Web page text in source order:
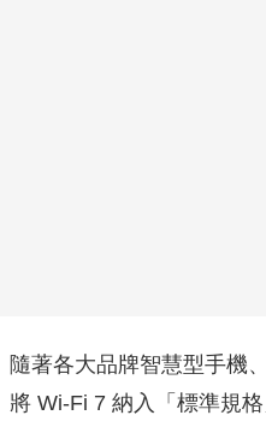
隨著各大品牌智慧型手機
將 Wi-Fi 7 納入「標準規